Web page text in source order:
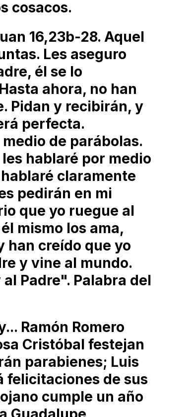
cosacos.
16,23b-28. Aquel
Les aseguro
él se lo
ahora, no han
Pidan y recibirán, y
perfecta.
de parábolas.
hablaré por medio
claramente
pedirán en mi
que yo ruegue al
mismo los ama,
han creído que yo
y vine al mundo.
Padre". Palabra del
Ramón Romero
Cristóbal festejan
parabienes; Luis
felicitaciones de sus
cumple un año